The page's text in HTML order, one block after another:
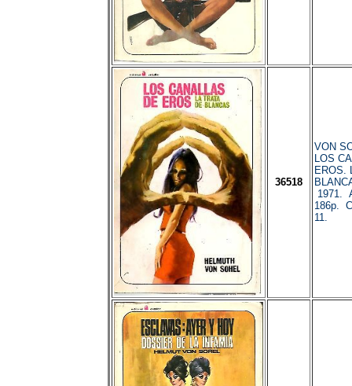
36518
VON
LOS
EROS.
1971.
186p.
11.